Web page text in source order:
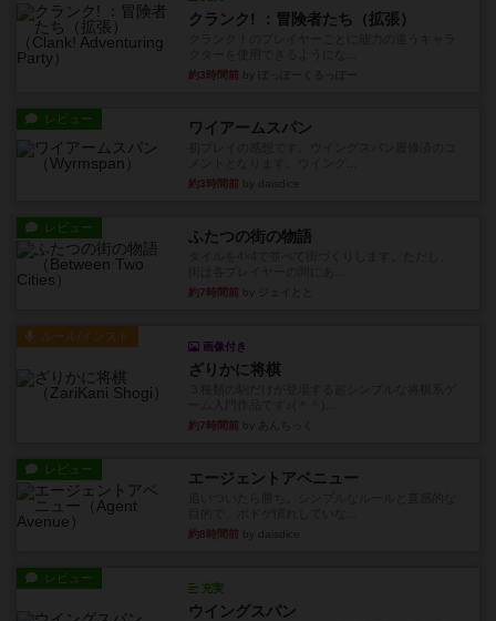
クランク! ：冒険者たち（拡張）
約3時間前
レビュー ワイアームスパン
約3時間前
レビュー ふたつの街の物語
約7時間前
ルール/インスト
画像付き
ざりかに将棋
約7時間前
レビュー エージェントアベニュー
約8時間前
レビュー
充実
ウイングスパン